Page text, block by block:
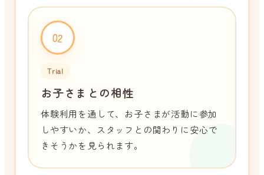
02
Trial
お子さまとの相性
体験利用を通して、お子さまが活動に参加
しやすいか、スタッフとの関わりに安心で
きそうかを見られます。